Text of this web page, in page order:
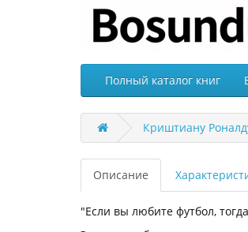
Полный каталог книг
Криштиану
Описание
"Если вы любите футбол,